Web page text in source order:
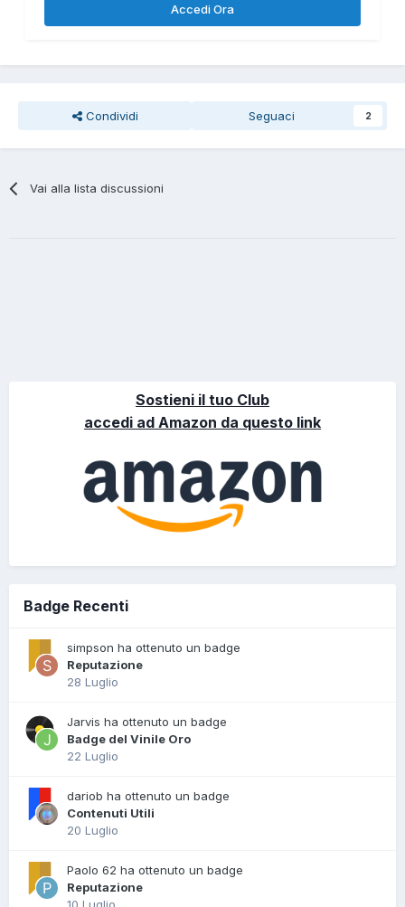
Accedi Ora
Condividi Seguaci 2
Vai alla lista discussioni
Sostieni il tuo Club
accedi ad Amazon da questo link
Badge Recenti
simpson ha ottenuto un badge
Reputazione
28 Luglio
Jarvis ha ottenuto un badge
Badge del Vinile Oro
22 Luglio
dariob ha ottenuto un badge
Contenuti Utili
20 Luglio
Paolo 62 ha ottenuto un badge
Reputazione
10 Luglio